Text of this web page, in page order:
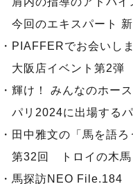
今回のエキスパート
・PIAFFERでお会いし
大阪店イベント第2弾
・輝け！ みんなのホー
パリ2024に出場する
・田中雅文の「馬を語ろ
第32回 トロイの木馬
・馬探訪NEO File.184